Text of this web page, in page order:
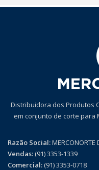
Distribuidora dos Produtos
em conjunto de corte para
Razão Social:MERCONORTE
Vendas:(91) 3353-1339
Comercial:(91) 3353-0718